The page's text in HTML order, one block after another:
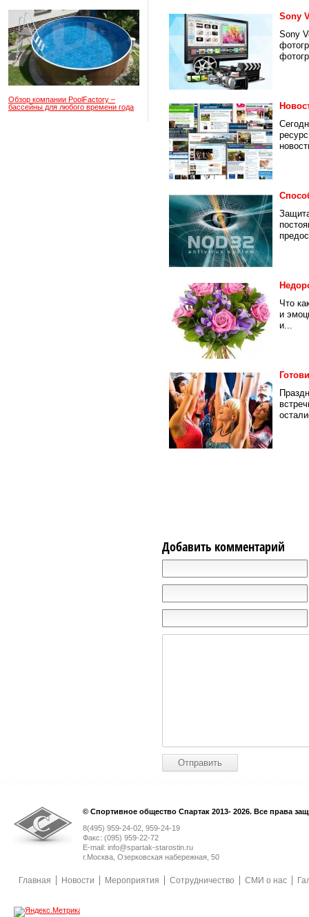
Обзор компании PoolFactory –
бассейны для любого времени года
Sony
Sony
Что
и
и...
Добавить комментарий
© Спортивное общество Спартак 2013- 2026. Все права
8(495) 959-24-02, 959-24-19
Факс: (095) 959-22-72
E-mail: info@spartak-starostin.ru
г.Москва, Озерковская набережная, 50
Главная Новости Мероприятия Сотрудничество СМИ о нас